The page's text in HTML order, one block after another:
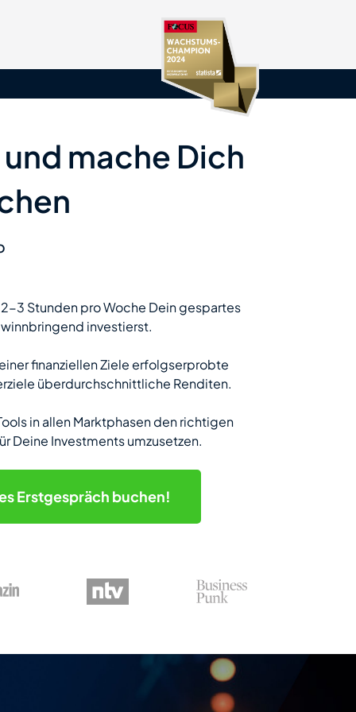
mache Dich
3 Stunden pro Woche Dein gespartes
investierst.
finanziellen Ziele erfolgserprobte
überdurchschnittliche Renditen.
in allen Marktphasen den richtigen
Deine Investments umzusetzen.
Erstgespräch buchen!